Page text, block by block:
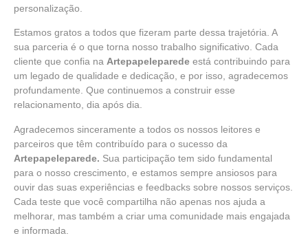
personalização.
Estamos gratos a todos que fizeram parte dessa trajetória. A
sua parceria é o que torna nosso trabalho significativo. Cada
cliente que confia na Artepapeleparede está contribuindo para
um legado de qualidade e dedicação, e por isso, agradecemos
profundamente. Que continuemos a construir esse
relacionamento, dia após dia.
Agradecemos sinceramente a todos os nossos leitores e
parceiros que têm contribuído para o sucesso da
Artepapeleparede. Sua participação tem sido fundamental
para o nosso crescimento, e estamos sempre ansiosos para
ouvir das suas experiências e feedbacks sobre nossos serviços.
Cada teste que você compartilha não apenas nos ajuda a
melhorar, mas também a criar uma comunidade mais engajada
e informada.